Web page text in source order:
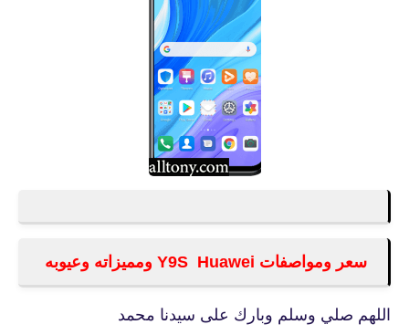
سعر ومواصفات Y9S Huawei ومميزاته وعيوبه
اللهم صلي وسلم وبارك على سيدنا محمد